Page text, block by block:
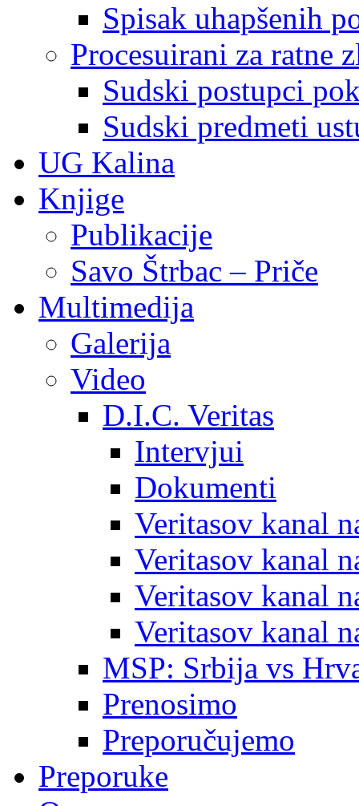
Spisak uhapšenih
Procesuirani za ratne
Sudski postupci
Sudski predmeti
UG Kalina
Knjige
Publikacije
Savo Štrbac – Priče
Multimedija
Galerija
Video
D.I.C. Veritas
Intervjui
Dokumenti
Veritasov kanal
Veritasov kanal
Veritasov kanal
Veritasov kanal
MSP: Srbija vs
Prenosimo
Preporučujemo
Preporuke